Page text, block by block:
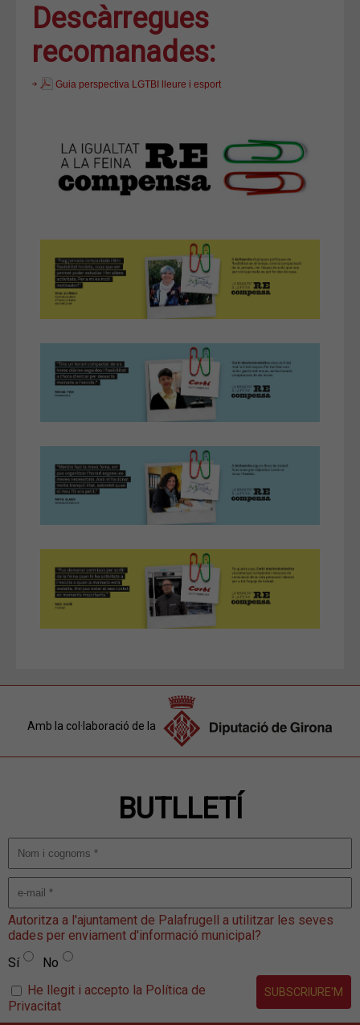
Descàrregues
recomanades:
Guia perspectiva LGTBI lleure i esport
Amb la col·laboració de la
BUTLLETÍ
Autoritza a l'ajuntament de Palafrugell a utilitzar les seves
dades per enviament d'informació municipal?
Sí
No
He llegit i accepto la Política de
Privacitat